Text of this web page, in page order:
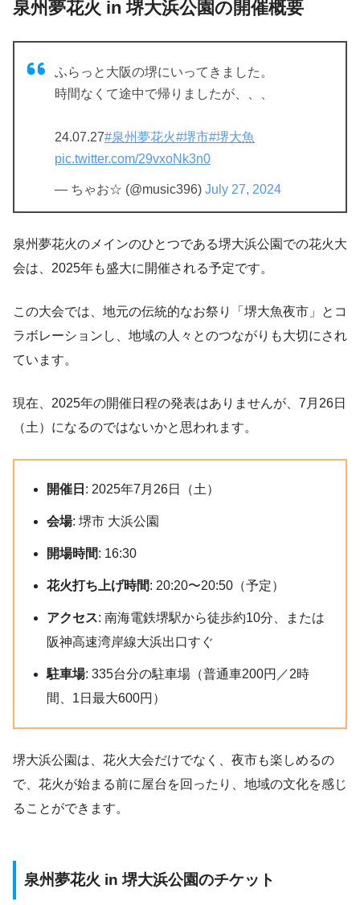
泉州夢花火 in 堺大浜公園の開催概要
ふらっと大阪の堺にいってきました。
時間なくて途中で帰りましたが、、、
24.07.27#泉州夢花火#堺市#堺大魚
pic.twitter.com/29vxoNk3n0
— ちゃお☆ (@music396) July 27, 2024
泉州夢花火のメインのひとつである堺大浜公園での花火大
会は、2025年も盛大に開催される予定です。
この大会では、地元の伝統的なお祭り「堺大魚夜市」とコ
ラボレーションし、地域の人々とのつながりも大切にされ
ています。
現在、2025年の開催日程の発表はありませんが、7月26日
（土）になるのではないかと思われます。
開催日 : 2025年7月26日（土）
会場: 堺市 大浜公園
開場時間: 16:30
花火打ち上げ時間: 20:20〜20:50（予定）
アクセス: 南海電鉄堺駅から徒歩約10分、または
阪神高速湾岸線大浜出口すぐ
駐車場: 335台分の駐車場（普通車200円／2時
間、1日最大600円）
堺大浜公園は、花火大会だけでなく、夜市も楽しめるの
で、花火が始まる前に屋台を回ったり、地域の文化を感じ
ることができます。
泉州夢花火 in 堺大浜公園のチケット